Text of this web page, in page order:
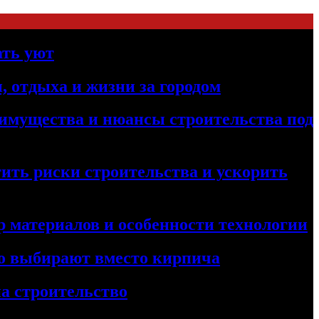
уют
отдыха и жизни за городом
и нюансы строительства под
риски строительства и ускорить
и особенности технологии
выбирают вместо кирпича
строительство